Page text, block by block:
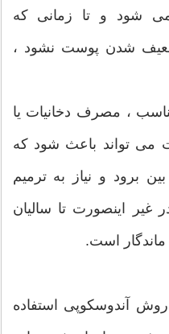
شود و تا زمانی که
شدن پوست نشود ،
، مصرف دخانیات یا
می تواند باعث شود که
برود و نیاز به ترمیم
غیر اینصورت تا سالیان
است.
آندوسکوپی استفاده